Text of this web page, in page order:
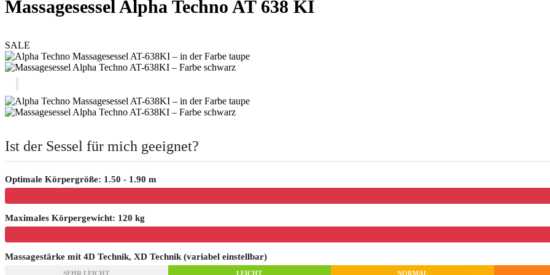
Massagesessel Alpha Techno AT 638 KI
SALE
Ist der Sessel für mich geeignet?
Optimale Körpergröße: 1.50 - 1.90 m
Maximales Körpergewicht: 120 kg
Massagestärke mit 4D Technik, XD Technik (variabel einstellbar)
SEHR LEICHT LEICHT NORMAL